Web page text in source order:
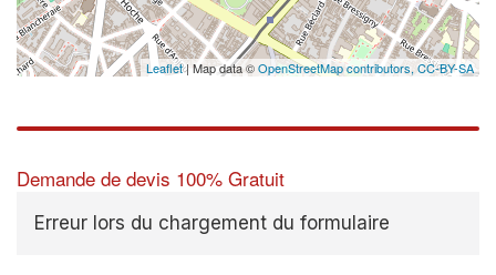
Leaflet| Map data ©OpenStreetMap contributors, CC-BY-SA
Demande de devis 100% Gratuit
Erreur lors du chargement du formulaire